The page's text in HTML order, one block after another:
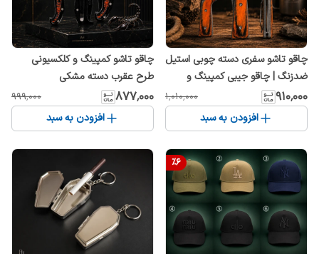
چاقو تاشو سفری دسته چوبی استیل
ضدزنگ | چاقو جیبی کمپینگ و
طبیعت‌گردی
۹۱۰٬۰۰۰ ۱٬۰۱۰٬۰۰۰
افزودن به سبد
چاقو تاشو کمپینگ و کلکسیونی
طرح عقرب دسته مشکی
۸۷۷٬۰۰۰ ۹۹۹٬۰۰۰
افزودن به سبد
%6